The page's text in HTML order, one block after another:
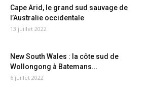
Cape Arid, le grand sud sauvage de
l’Australie occidentale
13 juillet 2022
New South Wales : la côte sud de
Wollongong à Batemans...
6 juillet 2022